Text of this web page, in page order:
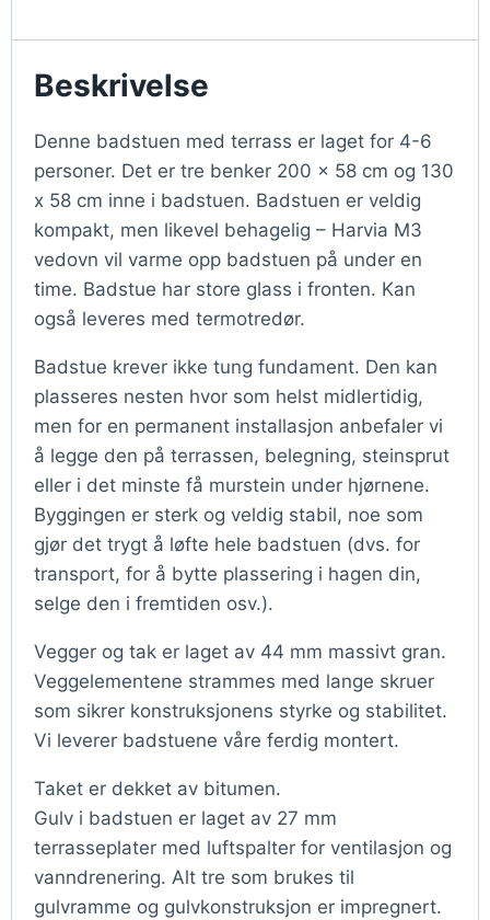
Beskrivelse
Denne badstuen med terrass er laget for 4-6
personer. Det er tre benker 200 x 58 cm og 130
x 58 cm inne i badstuen. Badstuen er veldig
kompakt, men likevel behagelig – Harvia M3
vedovn vil varme opp badstuen på under en
time. Badstue har store glass i fronten. Kan
også leveres med termotredør.
Badstue krever ikke tung fundament. Den kan
plasseres nesten hvor som helst midlertidig,
men for en permanent installasjon anbefaler vi
å legge den på terrassen, belegning, steinsprut
eller i det minste få murstein under hjørnene.
Byggingen er sterk og veldig stabil, noe som
gjør det trygt å løfte hele badstuen (dvs. for
transport, for å bytte plassering i hagen din,
selge den i fremtiden osv.).
Vegger og tak er laget av 44 mm massivt gran.
Veggelementene strammes med lange skruer
som sikrer konstruksjonens styrke og stabilitet.
Vi leverer badstuene våre ferdig montert.
Taket er dekket av bitumen.
Gulv i badstuen er laget av 27 mm
terrasseplater med luftspalter for ventilasjon og
vanndrenering. Alt tre som brukes til
gulvramme og gulvkonstruksjon er impregnert.